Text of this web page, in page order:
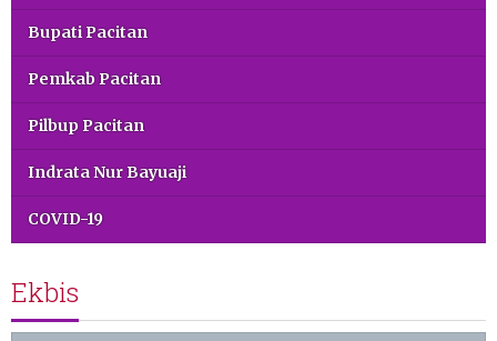
Bupati Pacitan
Pemkab Pacitan
Pilbup Pacitan
Indrata Nur Bayuaji
COVID-19
Ekbis